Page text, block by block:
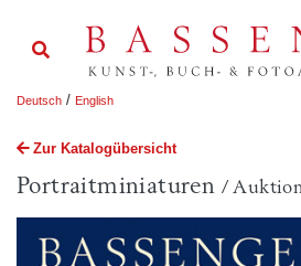
Deutsch / English
Zur Katalogübersicht
Portraitminiaturen /